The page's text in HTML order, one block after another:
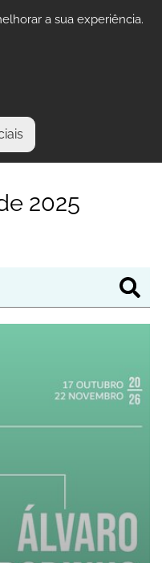
a sua experiência.
2025